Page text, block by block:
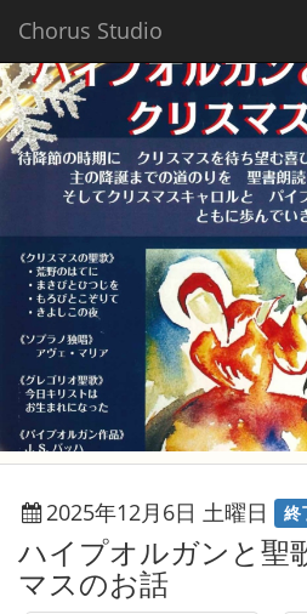
Chorus Studio
2025年12月6日 土曜日 終
ハイプオルガンと聖
マスのお話